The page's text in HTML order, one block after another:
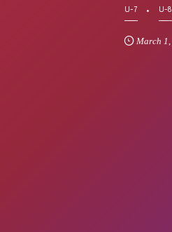
U-7 U-8
March 1 ,